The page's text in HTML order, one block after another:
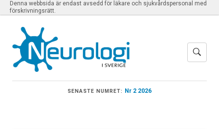
Denna webbsida är endast avsedd för läkare och sjukvårdspersonal med
förskrivningsrätt.
SENASTE NUMRET: Nr 2 2026